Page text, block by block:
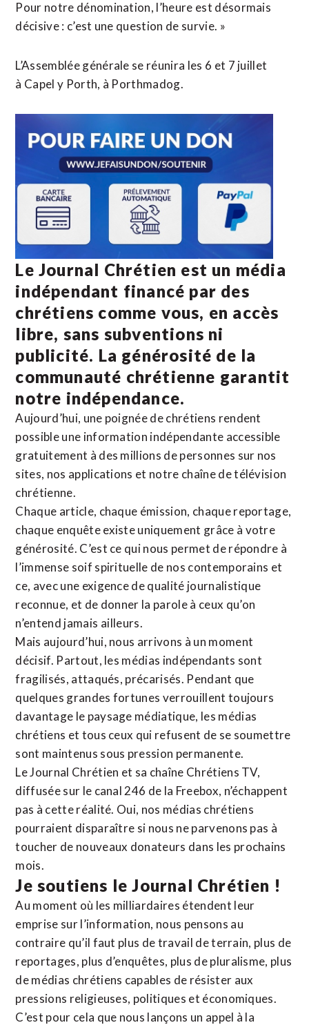
Pour notre dénomination, l’heure est désormais
décisive : c’est une question de survie. »
L’Assemblée générale se réunira les 6 et 7 juillet
à Capel y Porth, à Porthmadog.
Le Journal Chrétien est un média
indépendant financé par des
chrétiens comme vous, en accès
libre, sans subventions ni
publicité. La générosité de la
communauté chrétienne garantit
notre indépendance.
Aujourd’hui, une poignée de chrétiens rendent
possible une information indépendante accessible
gratuitement à des millions de personnes sur nos
sites, nos applications et notre chaîne de télévision
chrétienne.
Chaque article, chaque émission, chaque reportage,
chaque enquête existe uniquement grâce à votre
générosité. C’est ce qui nous permet de répondre à
l’immense soif spirituelle de nos contemporains et
ce, avec une exigence de qualité journalistique
reconnue, et de donner la parole à ceux qu’on
n’entend jamais ailleurs.
Mais aujourd’hui, nous arrivons à un moment
décisif. Partout, les médias indépendants sont
fragilisés, attaqués, précarisés. Pendant que
quelques grandes fortunes verrouillent toujours
davantage le paysage médiatique, les médias
chrétiens et tous ceux qui refusent de se soumettre
sont maintenus sous pression permanente.
Le Journal Chrétien et sa chaîne Chrétiens TV,
diffusée sur le canal 246 de la Freebox, n’échappent
pas à cette réalité. Oui, nos médias chrétiens
pourraient disparaître si nous ne parvenons pas à
toucher de nouveaux donateurs dans les prochains
mois.
Je soutiens le Journal Chrétien !
Au moment où les milliardaires étendent leur
emprise sur l’information, nous pensons au
contraire qu’il faut plus de travail de terrain, plus de
reportages, plus d’enquêtes, plus de pluralisme, plus
de médias chrétiens capables de résister aux
pressions religieuses, politiques et économiques.
C’est pour cela que nous lançons un appel à la